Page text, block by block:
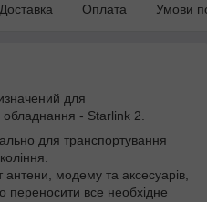
Доставка Оплата Умови
для
обладнання - Starlink 2.
для транспортування
антени, модему та аксесуарів,
переносити все необхідне